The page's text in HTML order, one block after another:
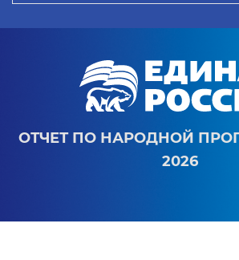
ОТЧЕТ ПО НАРОДНОЙ
2026